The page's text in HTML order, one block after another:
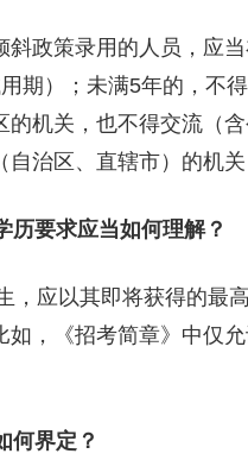
策录用的人员，应当
期）；未满5年的，不
的机关，也不得交流（
治区、直辖市）的机
历要求应当如何理解？
应以其即将获得的最
如，《招考简章》中仅
何界定？